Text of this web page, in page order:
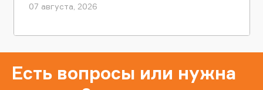
07 августа, 2026
Есть вопросы или нужна